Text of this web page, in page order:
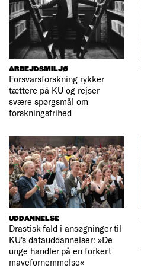
ARBEJDSMILJØ
Forsvarsforskning rykker
tættere på KU og rejser
svære spørgsmål om
forskningsfrihed
UDDANNELSE
Drastisk fald i ansøgninger til
KU's datauddannelser: »De
unge handler på en forkert
mavefornemmelse«